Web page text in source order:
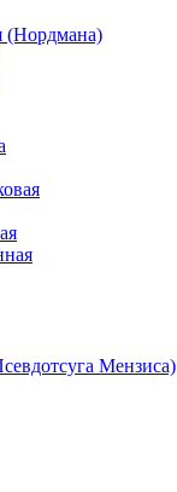
(Нордмана)
Мензиса)